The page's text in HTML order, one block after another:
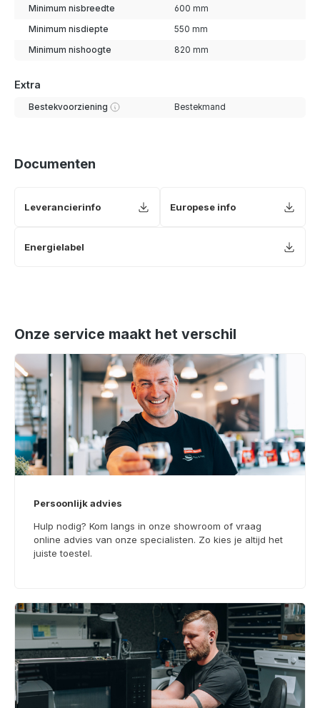
Minimum nisbreedte 600 mm
Minimum nisdiepte 550 mm
Minimum nishoogte 820 mm
Extra
Bestekvoorziening Bestekmand
Documenten
Leverancierinfo Europese info
Energielabel
Onze service maakt het verschil
Persoonlijk advies
Hulp nodig? Kom langs in onze showroom of vraag
online advies van onze specialisten. Zo kies je altijd het
juiste toestel.